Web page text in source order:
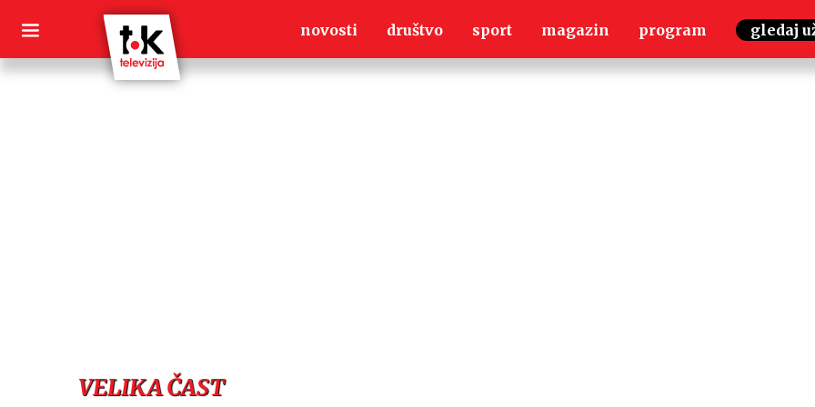
content
novosti društvo sport magazin program gledaj
VELIKA ČAST